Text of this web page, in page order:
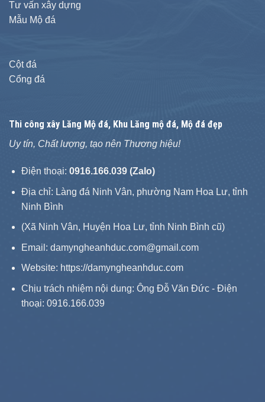
Tư vấn xây dựng
Mẫu Mộ đá
Cột đá
Cổng đá
Thi công xây Lăng Mộ đá, Khu Lăng mộ đá, Mộ đá đẹp
Uy tín, Chất lượng, tạo nên Thương hiệu!
Điện thoại: 0916.166.039 (Zalo)
Địa chỉ: Làng đá Ninh Vân, phường Nam Hoa Lư, tỉnh
Ninh Bình
(Xã Ninh Vân, Huyện Hoa Lư, tỉnh Ninh Bình cũ)
Email: damyngheanhduc.com@gmail.com
Website: https://damyngheanhduc.com
Chịu trách nhiệm nội dung: Ông Đỗ Văn Đức - Điện
thoại: 0916.166.039